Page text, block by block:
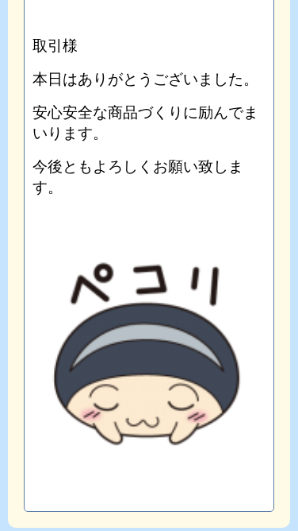
取引様
本日はありがとうございました。
安心安全な商品づくりに励んでま
いります。
今後ともよろしくお願い致しま
す。